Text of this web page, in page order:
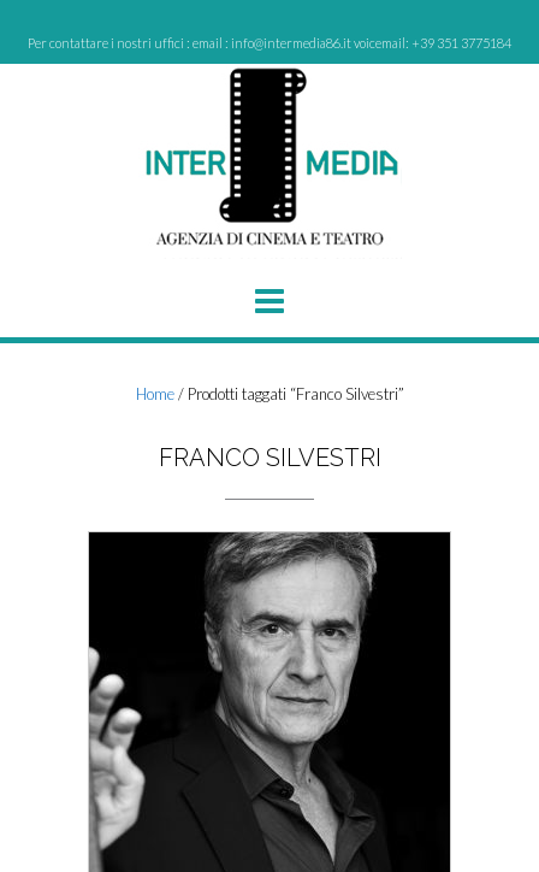
content
Per contattare i nostri uffici : email : info@intermedia86.it voicemail: +39 351 3775184
Home/ Prodotti taggati “Franco Silvestri”
FRANCO SILVESTRI